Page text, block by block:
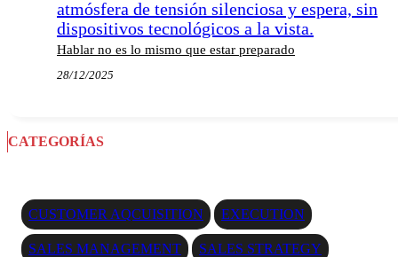
Hablar no es lo mismo que estar preparado
28/12/2025
CATEGORÍAS
CUSTOMER AQCUISITION EXECUTION
SALES MANAGEMENT SALES STRATEGY